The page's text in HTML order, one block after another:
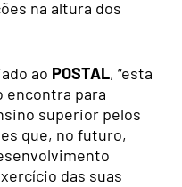
na altura dos
ao POSTAL, “esta
encontra para
superior pelos
que, no futuro,
das suas